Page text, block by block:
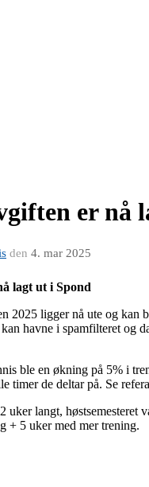
er nå
den 4. mar 2025
lagt ut i Spond
2025 ligger nå ute og kan
havne i spamfilteret og
ble en økning på 5% i
timer de deltar på. Se
uker langt,
+ 5 uker med mer trening.